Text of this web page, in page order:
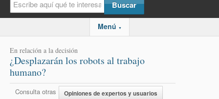
Menú ▼
En relación a la decisión
¿Desplazarán los robots al trabajo
humano?
Consulta otras Opiniones de expertos y usuarios